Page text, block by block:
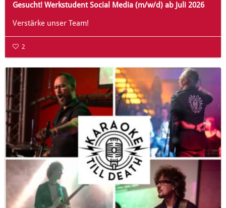
Gesucht! Werkstudent Social Media (m/w/d) ab Juli 2026
Verstärke unser Team!
2